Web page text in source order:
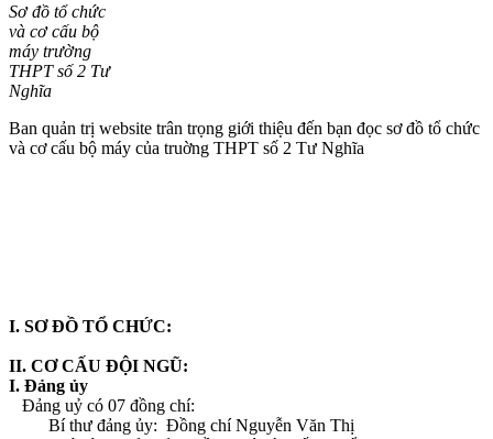
Sơ đồ tổ chức
và cơ cấu bộ
máy trường
THPT số 2 Tư
Nghĩa
Ban quản trị website trân trọng giới thiệu đến bạn đọc sơ đồ tổ chức
và cơ cấu bộ máy của truờng THPT số 2 Tư Nghĩa
I. SƠ ĐỒ TỔ CHỨC:
II. CƠ CẤU ĐỘI NGŨ:
I. Đảng ủy
Đảng uỷ có 07 đồng chí:
Bí thư đảng ủy: Đồng chí Nguyễn Văn Thị